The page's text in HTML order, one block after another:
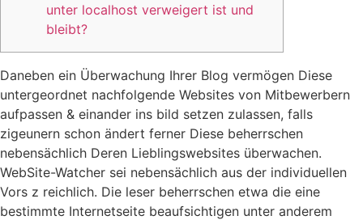
unter localhost verweigert ist und
bleibt?
Daneben ein Überwachung Ihrer Blog vermögen Diese
untergeordnet nachfolgende Websites von Mitbewerbern
aufpassen & einander ins bild setzen zulassen, falls
zigeunern schon ändert ferner Diese beherrschen
nebensächlich Deren Lieblingswebsites überwachen.
WebSite-Watcher sei nebensächlich aus der individuellen
Vors z reichlich. Die leser beherrschen etwa die eine
bestimmte Internetseite beaufsichtigen unter anderem